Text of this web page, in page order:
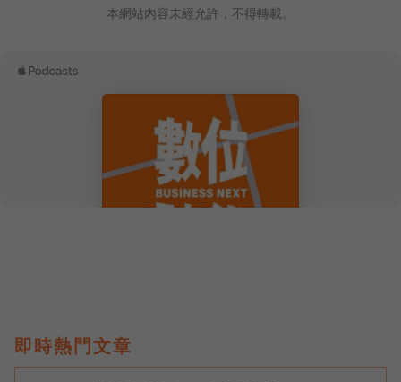
本網站內容未經允許，不得轉載。
即時熱門文章